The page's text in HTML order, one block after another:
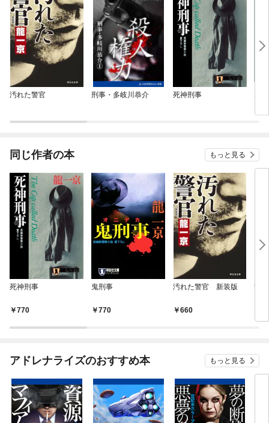
汚れた警官 刑事・多岐川恭介 死神刑事
同じ作者の本 もっと見る
死神刑事
770
鬼刑事
770
汚れた警官 新装版
660
警
アドレナライズのおすすめ本 もっと見る